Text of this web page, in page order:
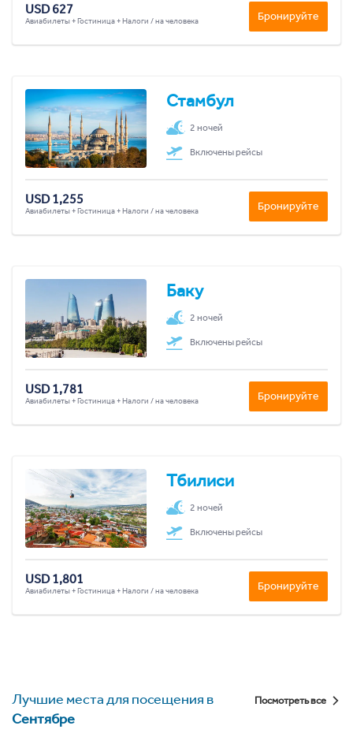
USD 627
Авиабилеты + Гостиница + Налоги / на человека Бронируйте
Стамбул
2 ночей
Включены рейсы
USD 1,255
Авиабилеты + Гостиница + Налоги / на человека Бронируйте
Баку
2 ночей
Включены рейсы
USD 1,781
Авиабилеты + Гостиница + Налоги / на человека Бронируйте
Тбилиси
2 ночей
Включены рейсы
USD 1,801
Авиабилеты + Гостиница + Налоги / на человека Бронируйте
Лучшие места для посещения в
Сентябре
Посмотреть все